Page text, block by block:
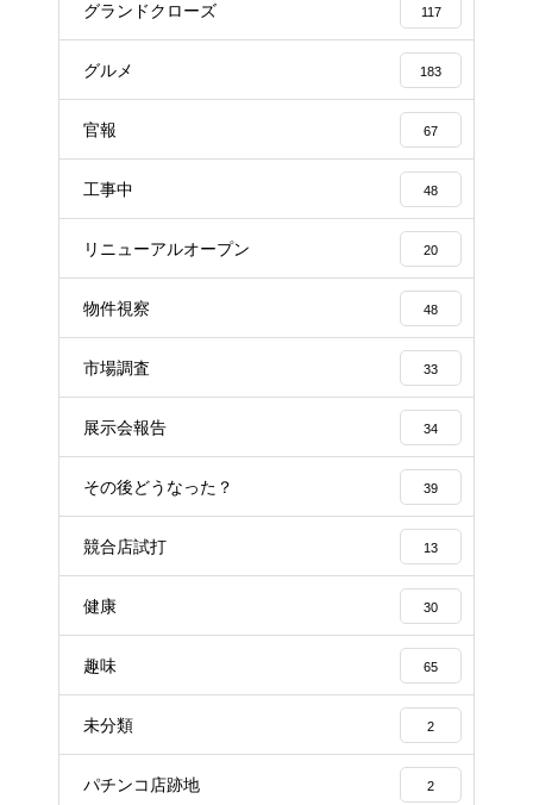
グランドクローズ 117
グルメ 183
官報 67
工事中 48
リニューアルオープン 20
物件視察 48
市場調査 33
展示会報告 34
その後どうなった？ 39
競合店試打 13
健康 30
趣味 65
未分類 2
パチンコ店跡地 2